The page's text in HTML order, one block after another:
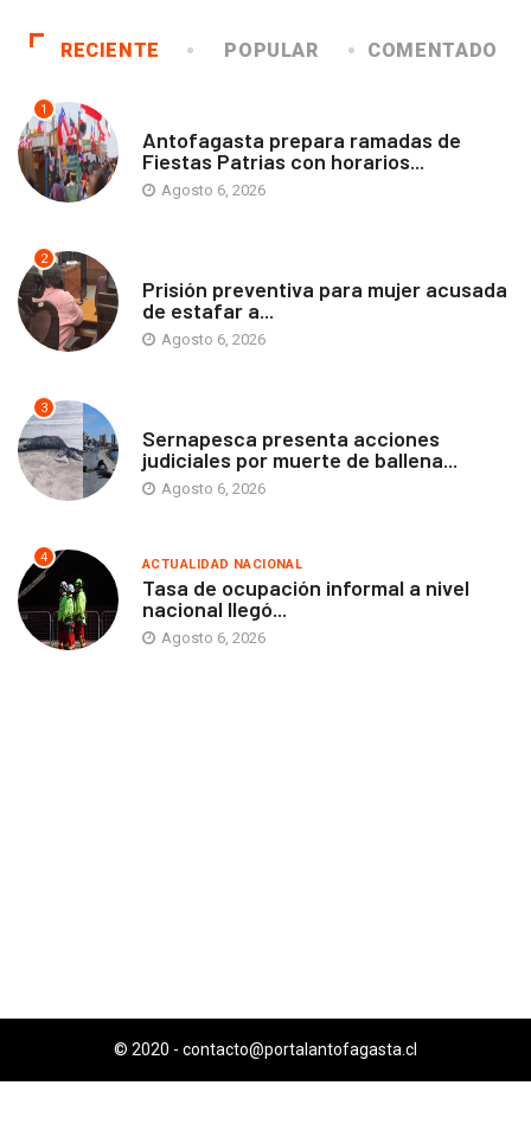
RECIENTE POPULAR COMENTADO
1
Antofagasta prepara ramadas de
Fiestas Patrias con horarios...
Agosto 6, 2026
2
Prisión preventiva para mujer acusada
de estafar a...
Agosto 6, 2026
3
Sernapesca presenta acciones
judiciales por muerte de ballena...
Agosto 6, 2026
4 ACTUALIDAD NACIONAL
Tasa de ocupación informal a nivel
nacional llegó...
Agosto 6, 2026
© 2020 - contacto@portalantofagasta.cl